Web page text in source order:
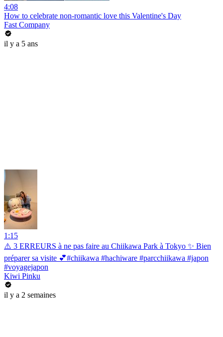
4:08
How to celebrate non-romantic love this Valentine's Day
Fast Company
il y a 5 ans
1:15
⚠️ 3 ERREURS à ne pas faire au Chiikawa Park à Tokyo ✨ Bien
préparer sa visite 💕#chiikawa #hachiware #parcchiikawa #japon
#voyagejapon
Kiwi Pinku
il y a 2 semaines